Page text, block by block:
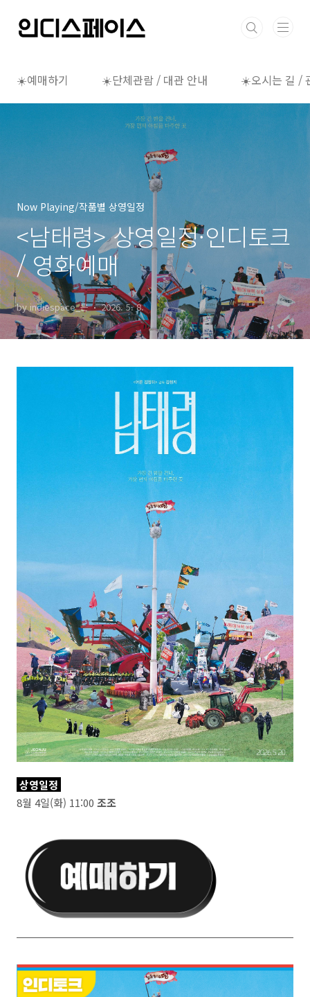
☀️예매하기 ☀️단체관람 / 대관 안내 ☀️오시는 길 /
Now Playing/작품별 상영일정
<남태령> 상영일정·인디토크
/ 영화예매
by indiespace_은 2026. 5. 8.
상영일정
8월 4일(화) 11:00 조조